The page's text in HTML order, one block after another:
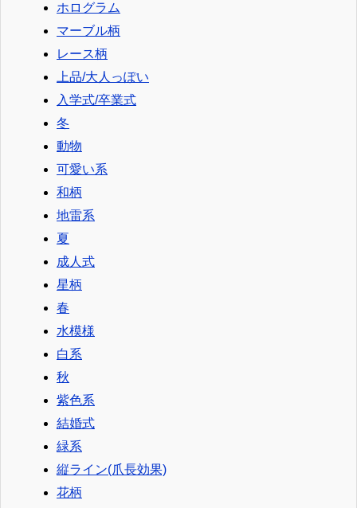
ホログラム
マーブル柄
レース柄
上品/大人っぽい
入学式/卒業式
冬
動物
可愛い系
和柄
地雷系
夏
成人式
星柄
春
水模様
白系
秋
紫色系
結婚式
緑系
縦ライン(爪長効果)
花柄